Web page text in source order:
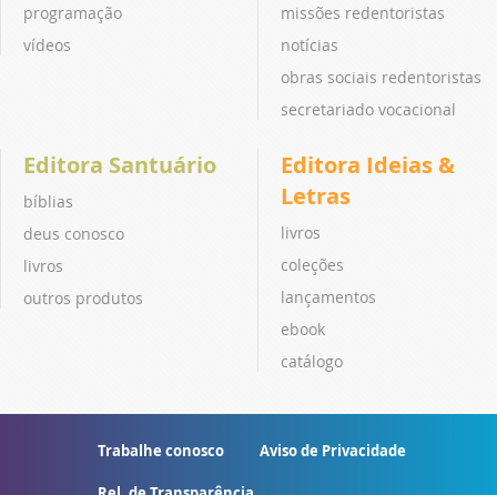
programação
vídeos
missões redentoristas
notícias
obras sociais redentoristas
secretariado vocacional
Editora Santuário
bíblias
deus conosco
livros
outros produtos
Editora Ideias &
Letras
livros
coleções
lançamentos
ebook
catálogo
Trabalhe conosco Aviso de Privacidade